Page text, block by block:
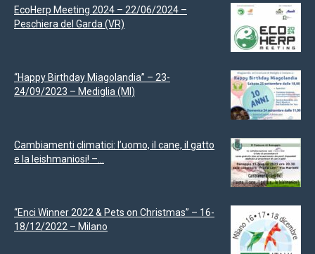
EcoHerp Meeting 2024 – 22/06/2024 –
Peschiera del Garda (VR)
“Happy Birthday Miagolandia” – 23-
24/09/2023 – Mediglia (MI)
Cambiamenti climatici: l’uomo, il cane, il gatto
e la leishmaniosi! –...
“Enci Winner 2022 & Pets on Christmas” – 16-
18/12/2022 – Milano